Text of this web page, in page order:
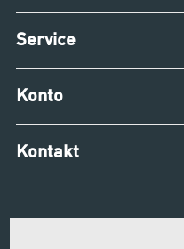
Service
Konto
Kontakt